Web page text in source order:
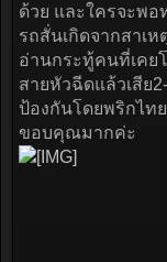
ด้วย และใครจะพ
รถสั่นเกิดจากสาเ
อ่านกระทู้คนที่เคย
สายหัวฉีดแล้วเสีย
ป้องกันโดยพริกไท
ขอบคุณมากค่ะ